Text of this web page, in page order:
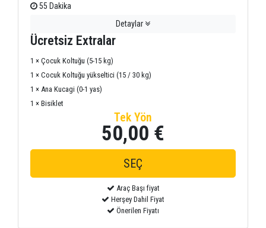
55 Dakika
Detaylar
Ücretsiz Extralar
1 × Çocuk Koltuğu (5-15 kg)
1 × Cocuk Koltuğu yükseltici (15 / 30 kg)
1 × Ana Kucagi (0-1 yas)
1 × Bisiklet
Tek Yön
50,00 €
Araç Başı fiyat
Herşey Dahil Fiyat
Önerilen Fiyatı